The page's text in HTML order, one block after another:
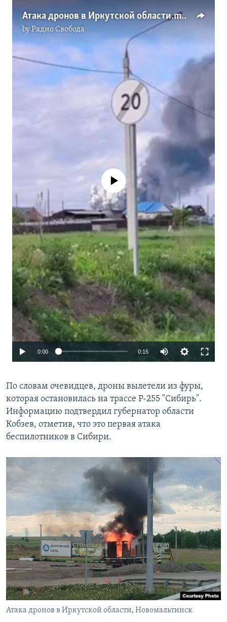
Атака дронов в Иркутской области.mp4
byРадио Свобода
240p 360p 480p
720p 1080p
No media source currently available
0:00 0:15
360p
480p
По словам очевидцев, дроны вылетели из фуры,
которая остановилась на трассе Р-255 "Сибирь".
Информацию подтвердил губернатор области
Кобзев, отметив, что это первая атака
беспилотников в Сибири.
Атака дронов в Иркутской области, Новомальтинск